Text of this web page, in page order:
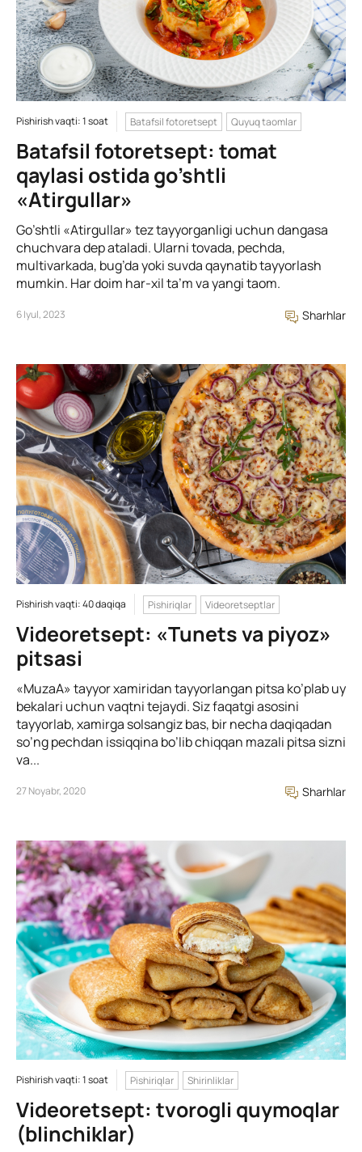
Pishirish vaqti: 1 soat Batafsil fotoretsept Quyuq taomlar
Batafsil fotoretsept: tomat
qaylasi ostida go’shtli
«Atirgullar»
Go’shtli «Atirgullar» tez tayyorganligi uchun dangasa
chuchvara dep ataladi. Ularni tovada, pechda,
multivarkada, bug’da yoki suvda qaynatib tayyorlash
mumkin. Har doim har-xil ta’m va yangi taom.
6 Iyul, 2023 Sharhlar
Pishirish vaqti: 40 daqiqa Pishiriqlar Videoretseptlar
Videoretsept: «Tunets va piyoz»
pitsasi
«MuzaA» tayyor xamiridan tayyorlangan pitsa ko’plab uy
bekalari uchun vaqtni tejaydi. Siz faqatgi asosini
tayyorlab, xamirga solsangiz bas, bir necha daqiqadan
so’ng pechdan issiqqina bo’lib chiqqan mazali pitsa sizni
va...
27 Noyabr, 2020 Sharhlar
Pishirish vaqti: 1 soat Pishiriqlar Shirinliklar
Videoretsept: tvorogli quymoqlar
(blinchiklar)